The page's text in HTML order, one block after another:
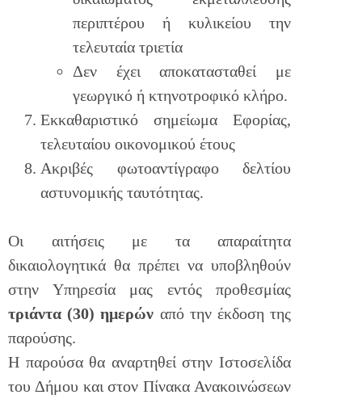
περιπτέρου ή κυλικείου την
τελευταία τριετία
Δεν έχει αποκατασταθεί με
γεωργικό ή κτηνοτροφικό κλήρο.
Εκκαθαριστικό σημείωμα Εφορίας,
τελευταίου οικονομικού έτους
Ακριβές φωτοαντίγραφο δελτίου
αστυνομικής ταυτότητας.
Οι αιτήσεις με τα απαραίτητα
δικαιολογητικά θα πρέπει να υποβληθούν
στην Υπηρεσία μας εντός προθεσμίας
τριάντα (30) ημερών από την έκδοση της
παρούσης.
Η παρούσα θα αναρτηθεί στην Ιστοσελίδα
του Δήμου και στον Πίνακα Ανακοινώσεων